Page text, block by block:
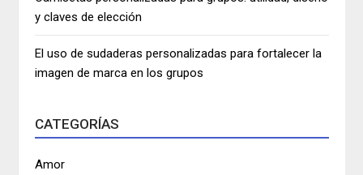
y claves de elección
El uso de sudaderas personalizadas para fortalecer la
imagen de marca en los grupos
CATEGORÍAS
Amor